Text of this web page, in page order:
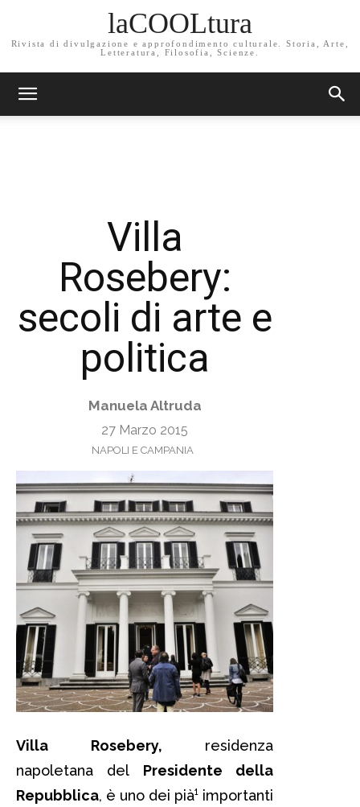
laCOOLtura
Rivista di divulgazione e approfondimento culturale. Storia, Arte,
Letteratura, Filosofia, Scienze.
Villa
Rosebery:
secoli di arte e
politica
Manuela Altruda
27 Marzo 2015
NAPOLI E CAMPANIA
Villa Rosebery, residenza
napoletana del Presidente della
Repubblica, è uno dei pià¹ importanti